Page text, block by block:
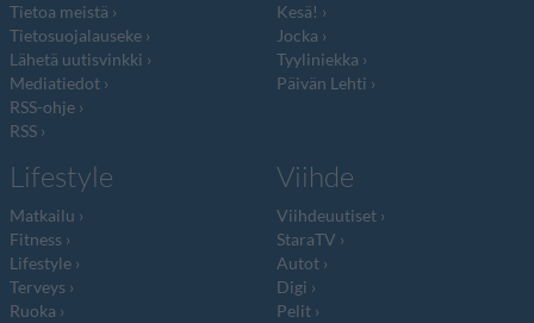
Tietoa meistä
Tietosuojalauseke
Lähetä uutisvinkki
Mediatiedot
RSS-ohje
RSS
Kesä!
Jocka
Tyyliniekka
Päivän Lehti
Lifestyle
Matkailu
Fitness
Lifestyle
Terveys
Ruoka
Viihde
Viihdeuutiset
StaraTV
Autot
Digi
Pelit